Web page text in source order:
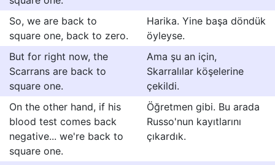
So, we are back to
square one, back to zero.
Harika. Yine başa döndük
öyleyse.
But for right now, the
Scarrans are back to
square one.
Ama şu an için,
Skarralılar köşelerine
çekildi.
On the other hand, if his
blood test comes back
negative... we're back to
square one.
Öğretmen gibi. Bu arada
Russo'nun kayıtlarını
çıkardık.